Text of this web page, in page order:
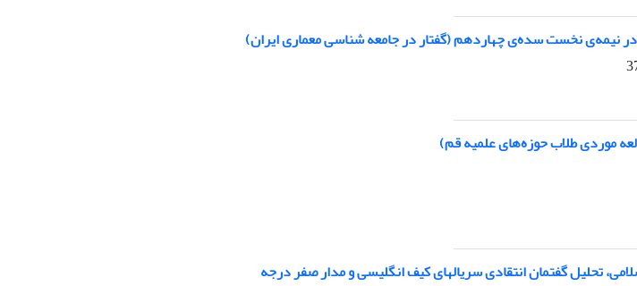
در نیمه‌ی نخست سده‌ی چهاردهم (گفتار در جامعه شناسی معماری ایران)
موردی طلاب حوزه‌های علمیه قم)
تحلیل گفتمان انتقادی سریالهای کیف انگلیسی و مدار صفر درجه